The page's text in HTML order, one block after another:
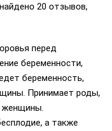
20 отзывов,
перед
беременности,
беременность,
Принимает роды,
женщины.
а также